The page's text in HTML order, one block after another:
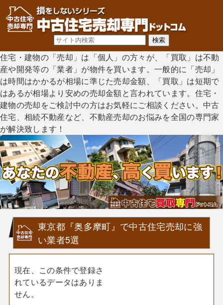
住宅・建物の「売却」は「個人」の方々が、「買取」は不動
産や開発等の「業者」が物件を買います。一般的に「売却」
は時間はかかるが相場に準じた売却金額、「買取」は短期で
はあるが相場より安めの売却金額と言われています。住宅・
建物の売却をご検討中の方はお気軽にご相談ください。中古
住宅、相続不動産など、不動産売却のお悩みを全国の専門家
が解決致します！
東京都『奥多摩町』で中古住宅売却に強
い業者5選
現在、この条件で登録さ
れているデータはありま
せん。